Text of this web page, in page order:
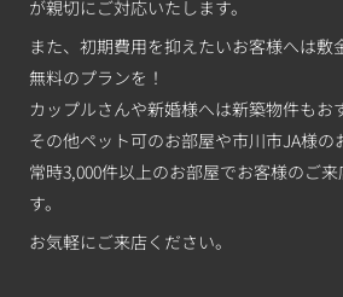
が親切にご対応いたします。
また、初期費用を抑えたいお客様へは敷
無料のプランを！
カップルさんや新婚様へは新築物件も
その他ペット可のお部屋や市川市JA様
常時3,000件以上のお部屋でお客様のご
す。
お気軽にご来店ください。